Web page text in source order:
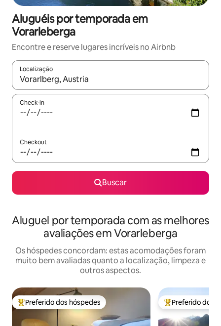
Aluguéis por temporada em
Vorarleberga
Encontre e reserve lugares incríveis no Airbnb
Localização
Quando os resultados estiverem disponíveis, explore-os
Check-in
Checkout
Buscar
Aluguel por temporada com as melhores
avaliações em Vorarleberga
Os hóspedes concordam: estas acomodações foram
muito bem avaliadas quanto a localização, limpeza e
outros aspectos.
Entre os melhores preferidos dos hóspedes
Preferido dos hóspedes Entre os
Preferido dos